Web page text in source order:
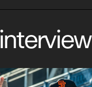
interview